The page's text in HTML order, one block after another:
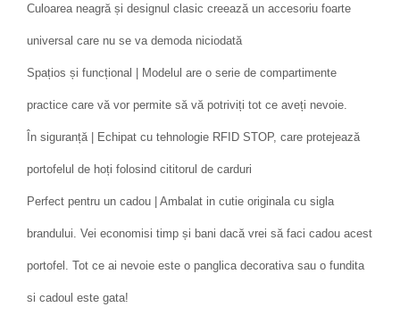
Culoarea neagră și designul clasic creează un accesoriu foarte
universal care nu se va demoda niciodată
Spațios și funcțional | Modelul are o serie de compartimente
practice care vă vor permite să vă potriviți tot ce aveți nevoie.
În siguranță | Echipat cu tehnologie RFID STOP, care protejează
portofelul de hoți folosind cititorul de carduri
Perfect pentru un cadou | Ambalat in cutie originala cu sigla
brandului. Vei economisi timp și bani dacă vrei să faci cadou acest
portofel. Tot ce ai nevoie este o panglica decorativa sau o fundita
si cadoul este gata!